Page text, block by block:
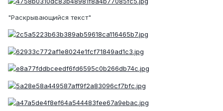
"Раскрывающийся текст"